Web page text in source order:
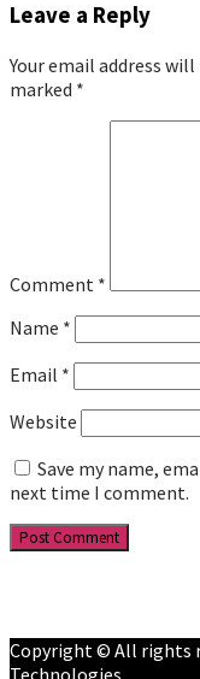
Leave a Reply
Your email address
marked *
Comment *
Name *
Email *
Website
Save my name,
next time I comment.
Copyright © All rights